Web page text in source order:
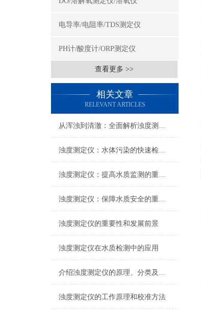
电导率/电阻率/TDS测定仪
PH计/酸度计/ORP测定仪
查看更多 >>
相关文章
RELEVANT ARTICLES
从浑浊到清澈：全面解析浊度测定仪在水质监测中的关键角色
浊度测定仪：水体污染的快速检测仪器
浊度测定仪：提高水质监测的重要工具
浊度测定仪：保障水质安全的重要设备
浊度测定仪的重要性和发展前景
浊度测定仪在水质检测中的应用
介绍浊度测定仪的原理、分类及应用
浊度测定仪的工作原理和校准方法